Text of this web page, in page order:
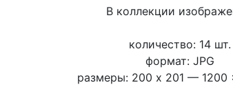
В коллекции
количество: 14 шт.
формат: JPG
размеры: 200 x 201 — 1200